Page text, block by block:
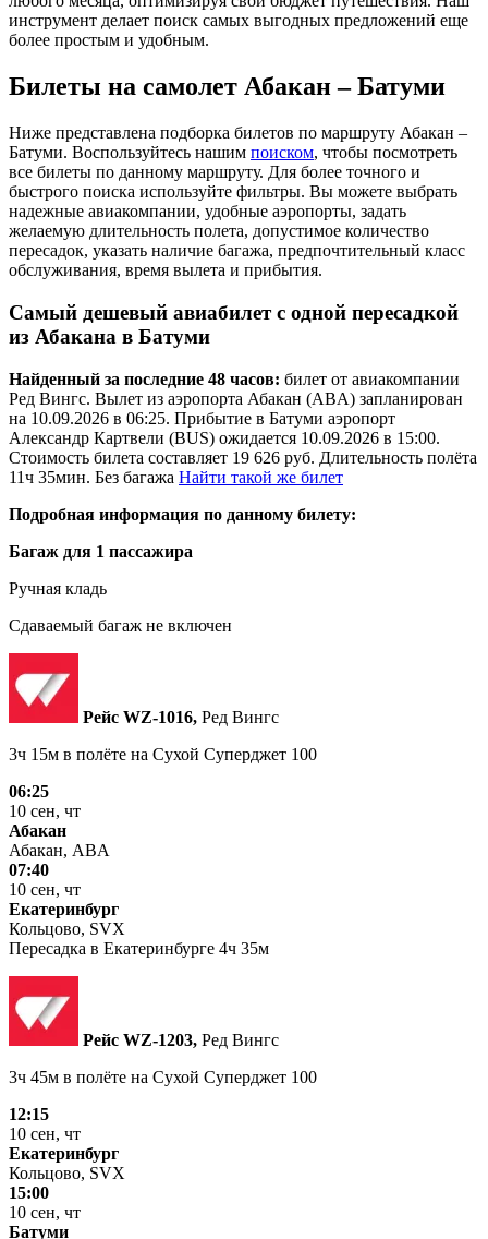
инструмент делает поиск самых выгодных предложений еще
более простым и удобным.
Билеты на самолет Абакан – Батуми
Ниже представлена подборка билетов по маршруту Абакан –
Батуми. Воспользуйтесь нашим поиском, чтобы посмотреть
все билеты по данному маршруту. Для более точного и
быстрого поиска используйте фильтры. Вы можете выбрать
надежные авиакомпании, удобные аэропорты, задать
желаемую длительность полета, допустимое количество
пересадок, указать наличие багажа, предпочтительный класс
обслуживания, время вылета и прибытия.
Самый дешевый авиабилет с одной пересадкой
из Абакана в Батуми
Найденный за последние 48 часов: билет от авиакомпании
Ред Вингс. Вылет из аэропорта Абакан (ABA) запланирован
на 10.09.2026 в 06:25. Прибытие в Батуми аэропорт
Александр Картвели (BUS) ожидается 10.09.2026 в 15:00.
Стоимость билета составляет 19 626 руб. Длительность полёта
11ч 35мин. Без багажа Найти такой же билет
Подробная информация по данному билету:
Багаж для 1 пассажира
Ручная кладь
Сдаваемый багаж не включен
Рейс WZ‑1016, Ред Вингс
3ч 15м в полёте на Сухой Суперджет 100
06:25
10 сен, чт
Абакан
Абакан, ABA
07:40
10 сен, чт
Екатеринбург
Кольцово, SVX
Пересадка в Екатеринбурге 4ч 35м
Рейс WZ‑1203, Ред Вингс
3ч 45м в полёте на Сухой Суперджет 100
12:15
10 сен, чт
Екатеринбург
Кольцово, SVX
15:00
10 сен, чт
Батуми